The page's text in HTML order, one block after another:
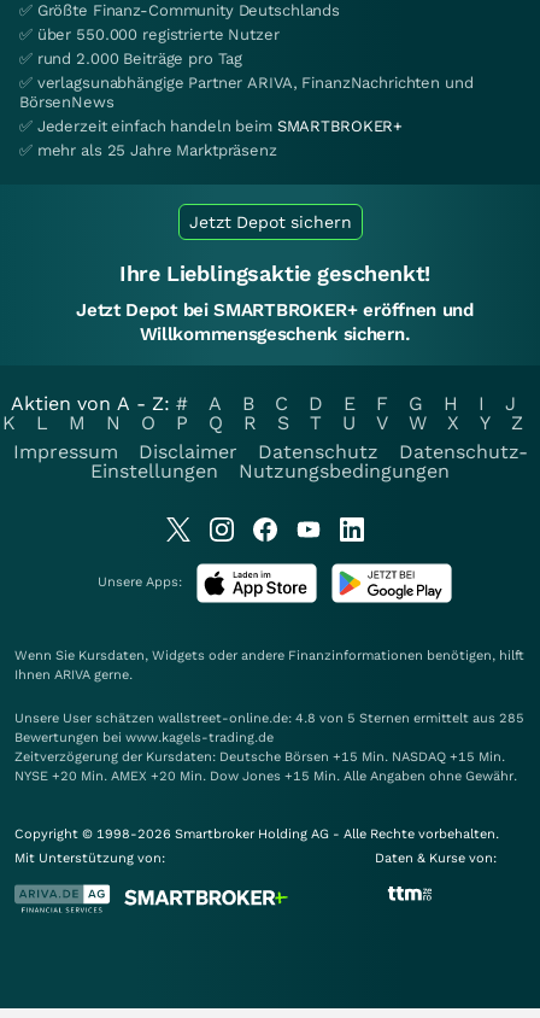
✅ Größte Finanz-Community Deutschlands
✅ über 550.000 registrierte Nutzer
✅ rund 2.000 Beiträge pro Tag
✅ verlagsunabhängige Partner ARIVA, FinanzNachrichten und
BörsenNews
✅ Jederzeit einfach handeln beim SMARTBROKER+
✅ mehr als 25 Jahre Marktpräsenz
Jetzt Depot sichern
Ihre Lieblingsaktie geschenkt!
Jetzt Depot bei SMARTBROKER+ eröffnen und
Willkommensgeschenk sichern.
Aktien von A - Z: # A B C D E F G H I
J
K
L M N O P Q R S T U V W X Y
Z
Impressum
Disclaimer Datenschutz
Datenschutz-
Einstellungen
Nutzungsbedingungen
Unsere Apps:
Wenn Sie Kursdaten, Widgets oder andere Finanzinformationen benötigen, hilft
Ihnen ARIVA gerne.
Unsere User schätzen wallstreet-online.de: 4.8 von 5 Sternen ermittelt aus 285
Bewertungen bei www.kagels-trading.de
Zeitverzögerung der Kursdaten: Deutsche Börsen +15 Min. NASDAQ +15 Min.
NYSE +20 Min. AMEX +20 Min. Dow Jones +15 Min. Alle Angaben ohne Gewähr.
Copyright © 1998-2026 Smartbroker Holding AG - Alle Rechte vorbehalten.
Mit Unterstützung von:
Daten & Kurse von: